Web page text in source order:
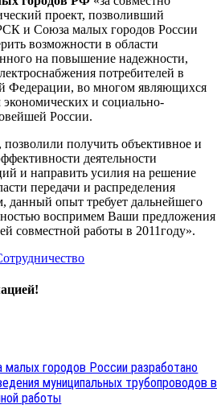
проект, позволивший
и Союза малых городов России
возможности в области
на повышение надежности,
потребителей в
Федерации, во многом являющихся
и социально-
России.
получить объективное и
деятельности
и направить усилия на решение
передачи и распределения
данный опыт требует дальнейшего
воспримем Ваши предложения
совместной работы в 2011году».
малых городов России разработано
муниципальных трубопроводов в
работы